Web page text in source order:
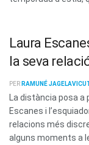
Laura
la seva
PER RAMUNÉ
La distància posa a
Escanes i
relacions més
alguns moments a